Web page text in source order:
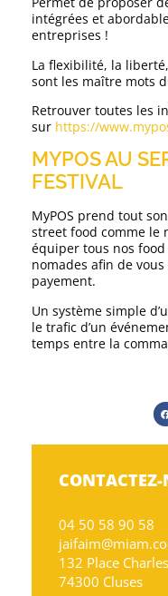
intégrées et
entreprises !
La flexibilité, la
sont les maître mots
Retrouver toutes les
sur https://
MYPOS AU
FESTIVAL
MyPOS prend tout
street food comme le
équiper tous nos
nomades afin de
payement.
Un système simple
le trafic d’un
temps entre la
04 50 58 90 58
132 Place
74300 Cluses